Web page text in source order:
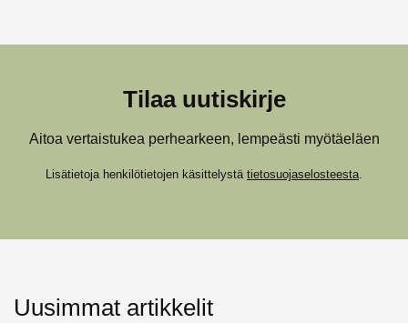
Tilaa uutiskirje
Aitoa vertaistukea perhearkeen, lempeästi myötäeläen
Lisätietoja henkilötietojen käsittelystä tietosuojaselosteesta
Uusimmat artikkelit